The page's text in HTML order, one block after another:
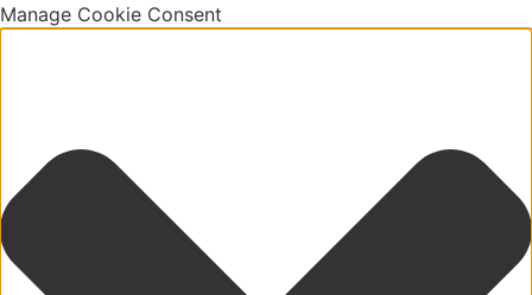
Manage Cookie Consent